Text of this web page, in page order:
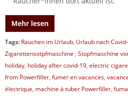
Mehr lesen
Tags: Rauchen im Urlaub, Urlaub nach
Zigarettensotpfmaschine , Stopfmaschine
holiday, holiday after covid-19, electric
from Powerfiller, fumer en vacances,
électrique, machine à tuber Powerfiller,